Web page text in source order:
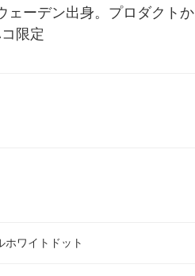
ェーデン出身。プロダクト
限定
ホワイトドット